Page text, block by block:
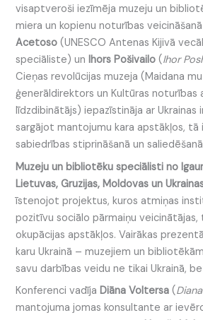
visaptveroši iezīmēja muzeju un
miera un kopienu noturības
Acetoso (UNESCO Antenas Kijivā
speciāliste) unIhors Pošivailo(Ihor
Cieņas revolūcijas muzeja (Maidana
ģenerāldirektors un Kultūras noturības
līdzdibinātājs) iepazīstināja ar Ukrainas
sargājot mantojumu kara apstākļos,
sabiedrības stiprināšanā un
Muzeju un bibliotēku speciālisti no
Lietuvas, Gruzijas, Moldovas un
īstenojot projektus, kuros atmiņas
pozitīvu sociālo pārmaiņu veicinātājas,
okupācijas apstākļos. Vairākas
karu Ukrainā – muzejiem un
savu darbības veidu ne tikai Ukrainā,
Konferenci vadījaDiāna Voltersa(
mantojuma jomas konsultante ar